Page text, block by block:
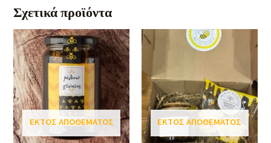
Σχετικά προϊόντα
ΕΚΤΌΣ ΑΠΟΘΈΜΑΤΟΣ ΕΚΤΌΣ ΑΠΟΘΈΜΑΤΟΣ